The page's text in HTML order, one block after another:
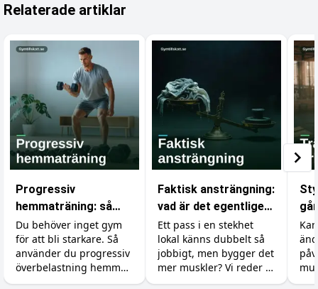
Relaterade artiklar
Progressiv
hemmaträning: så
bygger du muskler
utan gym
Du behöver inget gym
för att bli starkare. Så
använder du progressiv
överbelastning hemma
med hantlar,
Faktisk ansträngning:
vad är det egentligen
som räknas i
gymmet?
Ett pass i en stekhet
lokal känns dubbelt så
jobbigt, men bygger det
mer muskler? Vi reder ut
skillnaden mellan att